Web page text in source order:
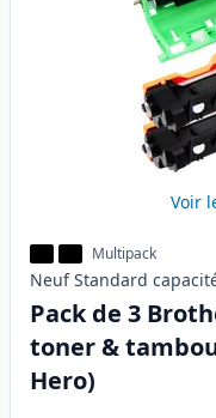
Voir
Multipack
Neuf Standard
Pack de 3
toner &
Hero)